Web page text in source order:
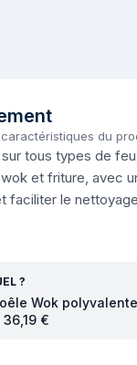
du
tous types de
et friture, avec
faciliter le
?
Wok
€